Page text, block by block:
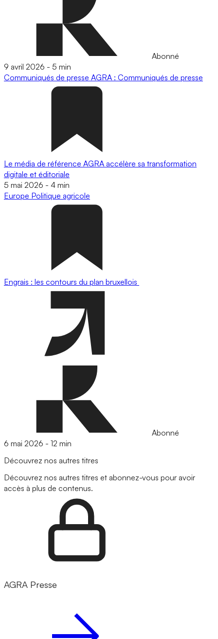
Abonné
9 avril 2026 - 5 min
Communiqués de presse AGRA : Communiqués de presse
Le média de référence AGRA accélère sa transformation
digitale et éditoriale
5 mai 2026 - 4 min
Europe Politique agricole
Engrais : les contours du plan bruxellois
Abonné
6 mai 2026 - 12 min
Découvrez nos autres titres
Découvrez nos autres titres et abonnez-vous pour avoir
accès à plus de contenus.
AGRA Presse